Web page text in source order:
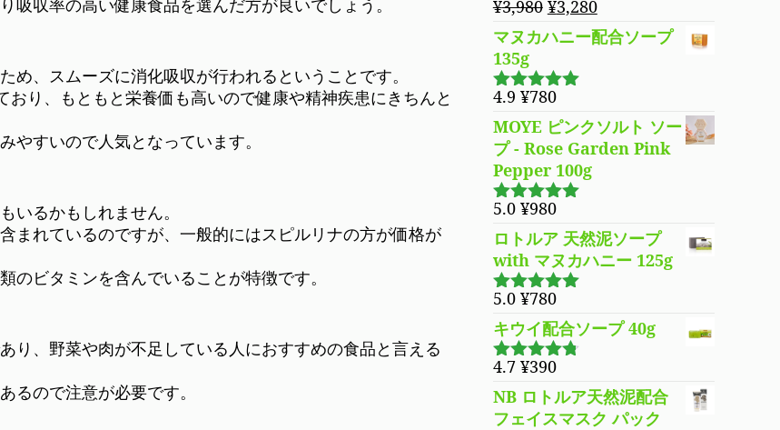
収率の高い健康食品を選んだ方が良いでしょう。
、スムーズに消化吸収が行われるということです。
り、もともと栄養価も高いので健康や精神疾患にきちんと
やすいので人気となっています。
いるかもしれません。
まれているのですが、一般的にはスピルリナの方が価格が
ビタミンを含んでいることが特徴です。
り、野菜や肉が不足している人におすすめの食品と言える
るので注意が必要です。
¥3,980 元
の
価
格
は
¥3,980
で
し
た。
¥3,280現
在
の
¥3,280
で
マヌカハニー配合ソープ
135g
5段階で
4.94の評価
4.9 ¥780
MOYE ピンクソルト ソー
プ - Rose Garden Pink
Pepper 100g
5段階で
5.00
の評価
5.0 ¥980
ロトルア 天然泥ソープ
with マヌカハニー 125g
5段階で
5.00の評価
5.0 ¥780
キウイ配合ソープ 40g
5段階で
4.70 の評
価
4.7 ¥390
NB ロトルア天然泥配合
フェイスマスク パック